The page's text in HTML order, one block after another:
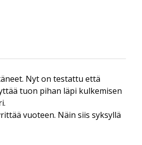
Nyt on testattu että
tuon pihan läpi kulkemisen
vuoteen. Näin siis syksyllä